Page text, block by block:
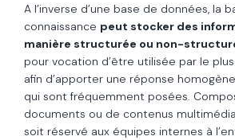
A l’inverse d’une base de données, la
connaissance peut stocker des
manière structurée ou non-
pour vocation d’être utilisée par le
afin d’apporter une réponse
qui sont fréquemment posées.
documents ou de contenus
soit réservé aux équipes internes à